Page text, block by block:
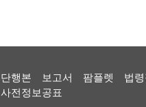
단행본 보고서 팜플렛
법
사전정보공표